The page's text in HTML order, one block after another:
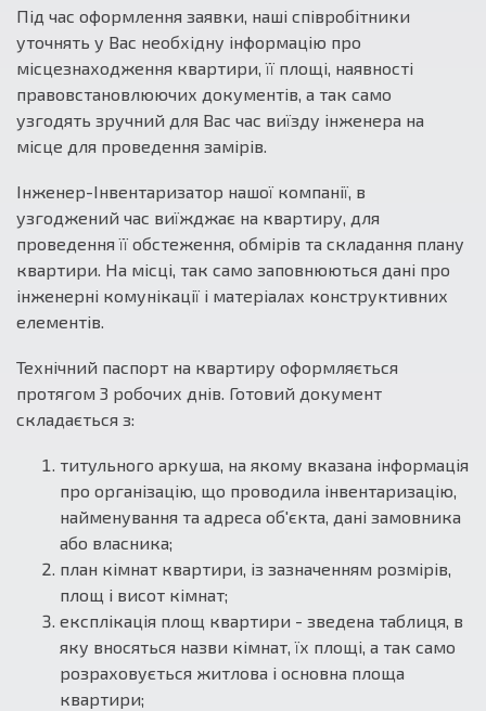
Під час оформлення заявки, наші співробітники
уточнять у Вас необхідну інформацію про
місцезнаходження квартири, її площі, наявності
правовстановлюючих документів, а так само
узгодять зручний для Вас час виїзду інженера на
місце для проведення замірів.
Інженер-Інвентаризатор нашої компанії, в
узгоджений час виїжджає на квартиру, для
проведення її обстеження, обмірів та складання плану
квартири. На місці, так само заповнюються дані про
інженерні комунікації і матеріалах конструктивних
елементів.
Технічний паспорт на квартиру оформляється
протягом 3 робочих днів. Готовий документ
складається з:
титульного аркуша, на якому вказана інформація
про організацію, що проводила інвентаризацію,
найменування та адреса об'єкта, дані замовника
або власника;
план кімнат квартири, із зазначенням розмірів,
площ і висот кімнат;
експлікація площ квартири - зведена таблиця, в
яку вносяться назви кімнат, їх площі, а так само
розраховується житлова і основна площа
квартири;